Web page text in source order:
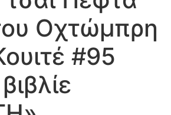
Οχτώμπρη
#95